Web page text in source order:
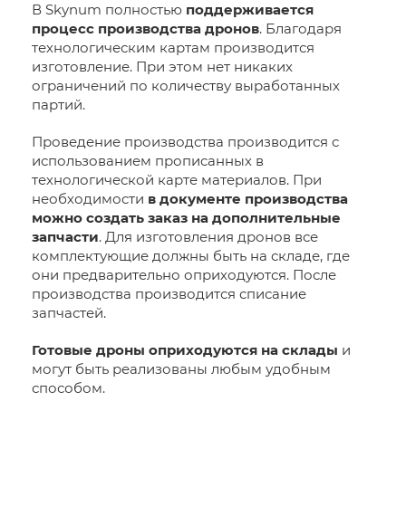
В Skynum полностью поддерживается
процесс производства дронов. Благодаря
технологическим картам производится
изготовление. При этом нет никаких
ограничений по количеству выработанных
партий.
Проведение производства производится с
использованием прописанных в
технологической карте материалов. При
необходимости в документе производства
можно создать заказ на дополнительные
запчасти. Для изготовления дронов все
комплектующие должны быть на складе, где
они предварительно оприходуются. После
производства производится списание
запчастей.
Готовые дроны оприходуются на склады и
могут быть реализованы любым удобным
способом.